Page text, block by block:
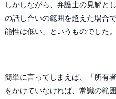
しかしながら、弁護士の見解と
の話し合いの範囲を超えた場合
能性は低い」というものでした。
簡単に言ってしまえば、「所有
をかけていなければ、常識の範